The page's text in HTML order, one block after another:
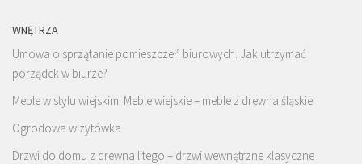
WNĘTRZA
Umowa o sprzątanie pomieszczeń biurowych. Jak utrzymać
porządek w biurze?
Meble w stylu wiejskim. Meble wiejskie – meble z drewna śląskie
Ogrodowa wizytówka
Drzwi do domu z drewna litego – drzwi wewnętrzne klasyczne